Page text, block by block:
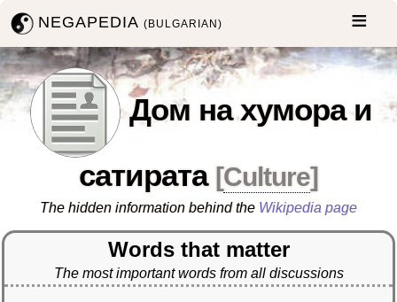
NEGAPEDIA(BULGARIAN)
Дом на хумора и
сатирата [Culture]
The hidden information behind the Wikipedia page
Words that matter
The most important words from all discussions